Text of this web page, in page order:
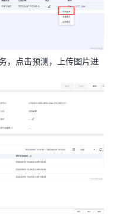
，点击预测，上传图片进